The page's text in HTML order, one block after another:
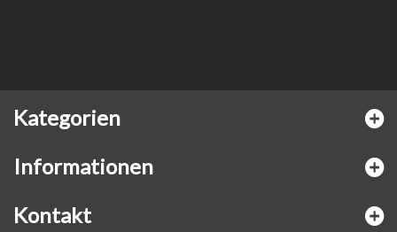
Kategorien
Informationen
Kontakt